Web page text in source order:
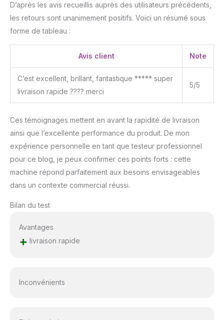
D’après les avis recueillis auprès des utilisateurs précédents,
les retours sont unanimement positifs. Voici un résumé sous
forme de tableau :
Avis client Note
C’est excellent, brillant, fantastique ***** super
livraison rapide ???? merci
5/5
Ces témoignages mettent en avant la rapidité de livraison
ainsi que l’excellente performance du produit. De mon
expérience personnelle en tant que testeur professionnel
pour ce blog, je peux confirmer ces points forts : cette
machine répond parfaitement aux besoins envisageables
dans un contexte commercial réussi.
Bilan du test
Avantages
+ livraison rapide
Inconvénients